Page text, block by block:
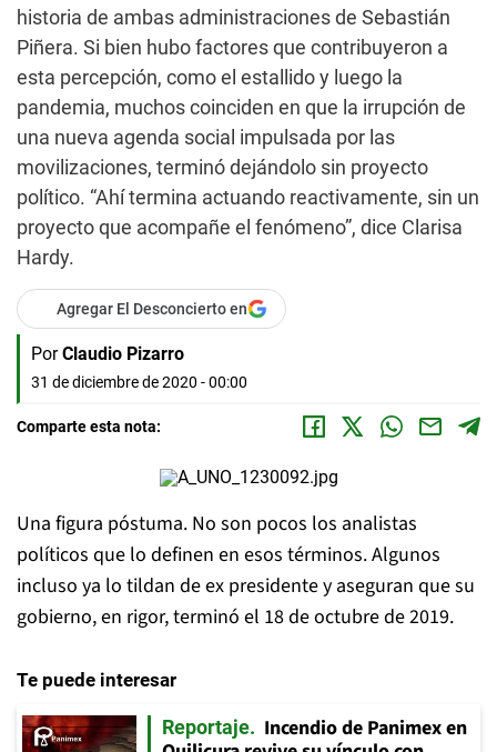
historia de ambas administraciones de Sebastián
Piñera. Si bien hubo factores que contribuyeron a
esta percepción, como el estallido y luego la
pandemia, muchos coinciden en que la irrupción de
una nueva agenda social impulsada por las
movilizaciones, terminó dejándolo sin proyecto
político. “Ahí termina actuando reactivamente, sin un
proyecto que acompañe el fenómeno”, dice Clarisa
Hardy.
Agregar El Desconcierto en
Por Claudio Pizarro
31 de diciembre de 2020 - 00:00
Comparte esta nota:
Una figura póstuma. No son pocos los analistas
políticos que lo definen en esos términos. Algunos
incluso ya lo tildan de ex presidente y aseguran que su
gobierno, en rigor, terminó el 18 de octubre de 2019.
Te puede interesar
Reportaje
Incendio de Panimex en